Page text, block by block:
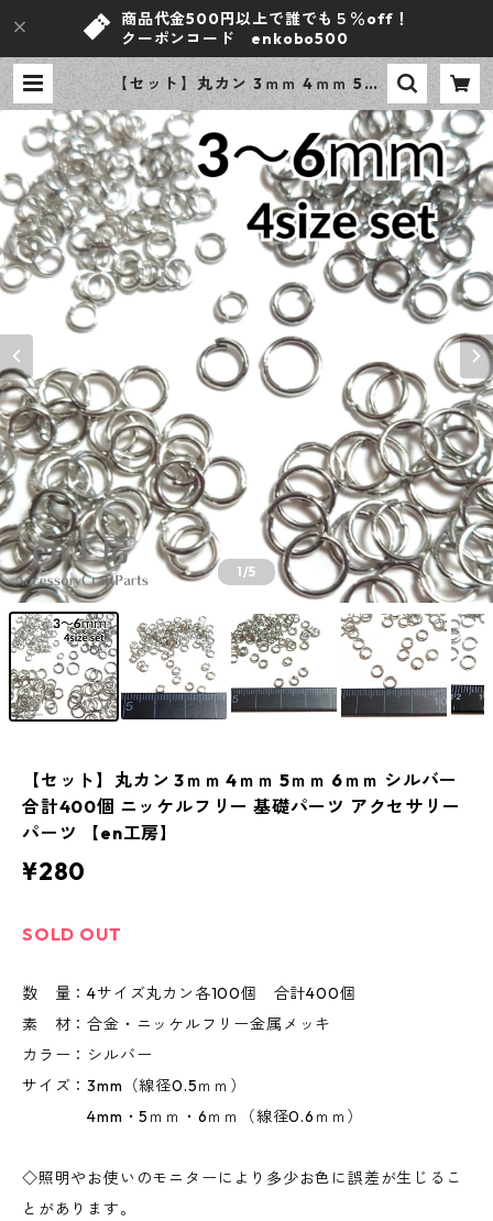
商品代金500円以上で誰でも５％off！
クーポンコード enkobo500
【セット】丸カン 3ｍｍ 4ｍｍ 5ｍ
ｍ 6ｍｍ シルバー 合計400個 ニッ
ケルフリー 基礎パーツ アクセサリ
ーパーツ 【en工房】 | ｅｎ工房
1/5
【セット】丸カン 3ｍｍ 4ｍｍ 5ｍｍ 6ｍｍ シルバー
合計400個 ニッケルフリー 基礎パーツ アクセサリー
パーツ 【en工房】
¥280
SOLD OUT
数 量：4サイズ丸カン各100個 合計400個
素 材：合金・ニッケルフリー金属メッキ
カラー：シルバー
サイズ：3mm（線径0.5ｍｍ）
4mm・5ｍｍ・6ｍｍ（線径0.6ｍｍ）
◇照明やお使いのモニターにより多少お色に誤差が生じるこ
とがあります。